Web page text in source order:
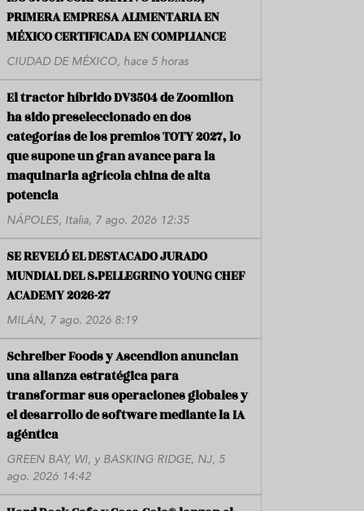
PRIMERA EMPRESA ALIMENTARIA EN
MÉXICO CERTIFICADA EN COMPLIANCE
CIUDAD DE MÉXICO, hace 5 horas
El tractor híbrido DV3504 de Zoomlion
ha sido preseleccionado en dos
categorías de los premios TOTY 2027, lo
que supone un gran avance para la
maquinaria agrícola china de alta
potencia
NÁPOLES, Italia, 7 ago. 2026 12:35
SE REVELÓ EL DESTACADO JURADO
MUNDIAL DEL S.PELLEGRINO YOUNG CHEF
ACADEMY 2026-27
MILÁN, 7 ago. 2026 8:19
Schreiber Foods y Ascendion anuncian
una alianza estratégica para
transformar sus operaciones globales y
el desarrollo de software mediante la IA
agéntica
GREEN BAY, WI, y BASKING RIDGE, NJ, 5
ago. 2026 14:42